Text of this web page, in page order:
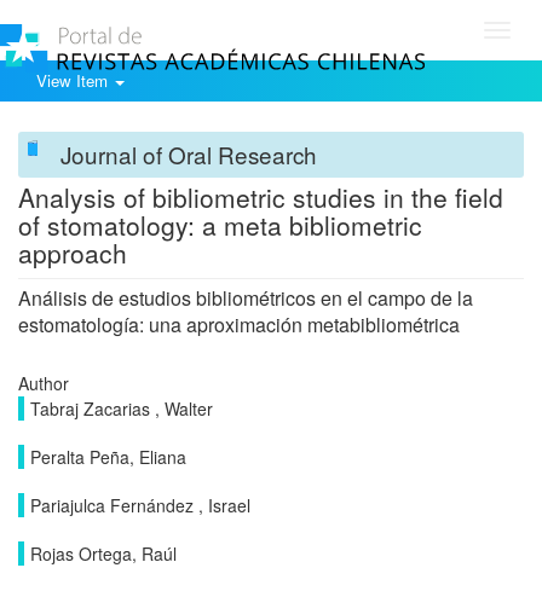
View Item
Journal of Oral Research
Analysis of bibliometric studies in the field
of stomatology: a meta bibliometric
approach
Análisis de estudios bibliométricos en el campo de la
estomatología: una aproximación metabibliométrica
Author
Tabraj Zacarias , Walter
Peralta Peña, Eliana
Pariajulca Fernández , Israel
Rojas Ortega, Raúl